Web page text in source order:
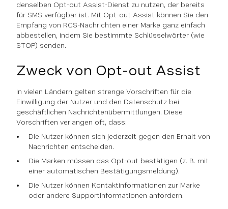
denselben Opt-out Assist-Dienst zu nutzen, der bereits
für SMS verfügbar ist. Mit Opt-out Assist können Sie den
Empfang von RCS-Nachrichten einer Marke ganz einfach
abbestellen, indem Sie bestimmte Schlüsselwörter (wie
STOP) senden.
Zweck von Opt-out Assist
In vielen Ländern gelten strenge Vorschriften für die
Einwilligung der Nutzer und den Datenschutz bei
geschäftlichen Nachrichtenübermittlungen. Diese
Vorschriften verlangen oft, dass:
Die Nutzer können sich jederzeit gegen den Erhalt von
Nachrichten entscheiden.
Die Marken müssen das Opt-out bestätigen (z. B. mit
einer automatischen Bestätigungsmeldung).
Die Nutzer können Kontaktinformationen zur Marke
oder andere Supportinformationen anfordern.